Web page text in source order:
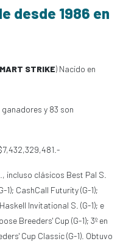
desde 1986 en
STRIKE) Nacido en
y 83 son
incluso clásicos Best Pal S.
1); CashCall Futurity (G-1);
Invitational S. (G-1); e
Breeders' Cup (G-1); 3º en
Cup Classic (G-1). Obtuvo